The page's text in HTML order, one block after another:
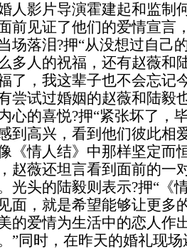
影片导演霍建起和监制
前见证了他们的爱情宣言
场落泪?押“从没想过自己
多人的祝福，还有赵薇和
了，我这辈子也不会忘记
试过婚姻的赵薇和陆毅
心的喜悦?押“紧张坏了，
到高兴，看到他们彼此相
《情人结》中那样坚定而
薇还坦言看到面前的一
光头的陆毅则表示?押“《
面，就是希望能够让更多
的爱情为生活中的恋人作
”同时，在昨天的婚礼现